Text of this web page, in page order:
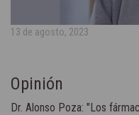
13 de agosto, 2023
Opinión
Dr. Alonso Poza: "Los